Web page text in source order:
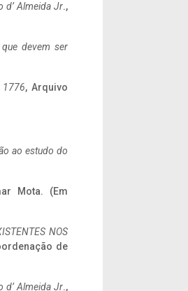
d’ Almeida Jr.,
devem ser
1776, Arquivo
ao estudo do
Mota. (Em
NOS
de
d’ Almeida Jr.,